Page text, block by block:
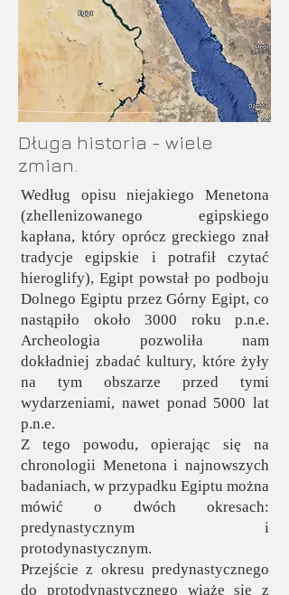
Długa historia - wiele
zmian.
Według opisu niejakiego Menetona
(zhellenizowanego egipskiego
kapłana, który oprócz greckiego znał
tradycje egipskie i potrafił czytać
hieroglify), Egipt powstał po podboju
Dolnego Egiptu przez Górny Egipt, co
nastąpiło około 3000 roku p.n.e.
Archeologia pozwoliła nam
dokładniej zbadać kultury, które żyły
na tym obszarze przed tymi
wydarzeniami, nawet ponad 5000 lat
p.n.e.
Z tego powodu, opierając się na
chronologii Menetona i najnowszych
badaniach, w przypadku Egiptu można
mówić o dwóch okresach:
predynastycznym i
protodynastycznym.
Przejście z okresu predynastycznego
do protodynastycznego wiąże się z